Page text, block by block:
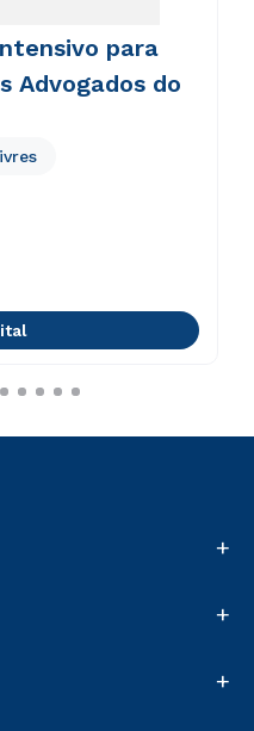
para
Advogados do
+
+
+